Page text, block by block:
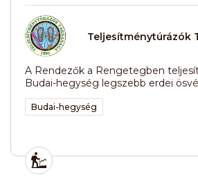
Teljesítménytúrázók
A Rendezők a Rengetegben
Budai-hegység legszebb erdei
Budai-hegység